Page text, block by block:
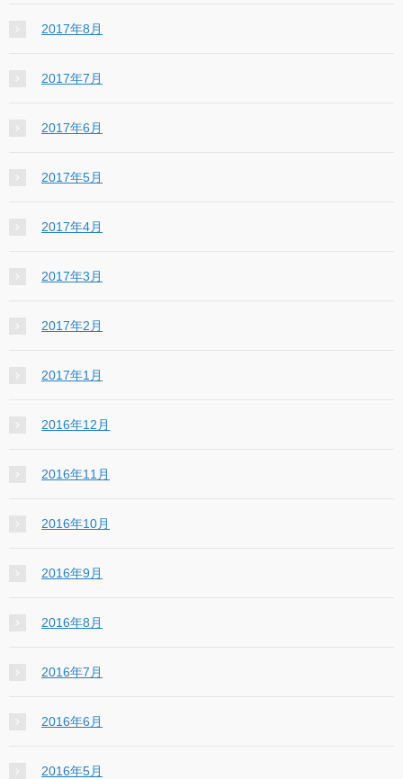
2017年8月
2017年7月
2017年6月
2017年5月
2017年4月
2017年3月
2017年2月
2017年1月
2016年12月
2016年11月
2016年10月
2016年9月
2016年8月
2016年7月
2016年6月
2016年5月